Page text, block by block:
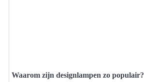
Waarom zijn designlampen zo populair?